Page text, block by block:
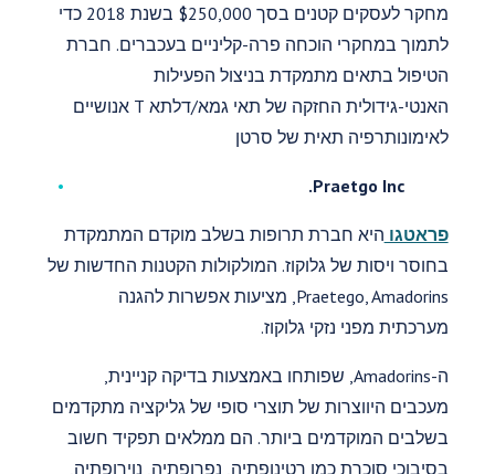
מחקר לעסקים קטנים בסך $250,000 בשנת 2018 כדי
לתמוך במחקרי הוכחה פרה-קליניים בעכברים. חברת
הטיפול בתאים מתמקדת בניצול הפעילות
האנטי-גידולית החזקה של תאי גמא/דלתא T אנושיים
לאימונותרפיה תאית של סרטן
Praetgo Inc.
פראטגו היא חברת תרופות בשלב מוקדם המתמקדת
בחוסר ויסות של גלוקוז. המולקולות הקטנות החדשות של
Praetego, Amadorins, מציעות אפשרות להגנה
מערכתית מפני נזקי גלוקוז.
ה-Amadorins, שפותחו באמצעות בדיקה קניינית,
מעכבים היווצרות של תוצרי סופי של גליקציה מתקדמים
בשלבים המוקדמים ביותר. הם ממלאים תפקיד חשוב
בסיבוכי סוכרת כמו רטינופתיה, נפרופתיה, נוירופתיה,